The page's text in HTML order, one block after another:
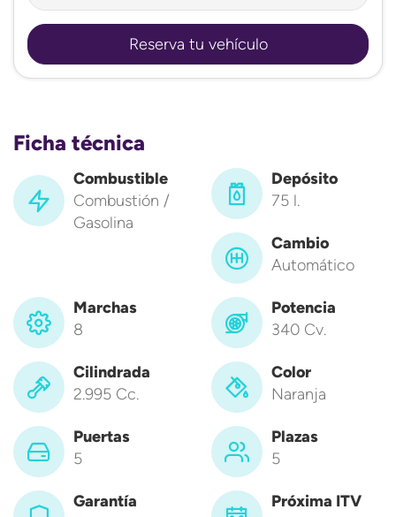
Reserva tu vehículo
Ficha técnica
Combustible
Combustión /
Gasolina
Depósito
75 l.
Cambio
Automático
Marchas
8
Potencia
340 Cv.
Cilindrada
2.995 Cc.
Color
Naranja
Puertas
5
Plazas
5
Garantía
Próxima ITV